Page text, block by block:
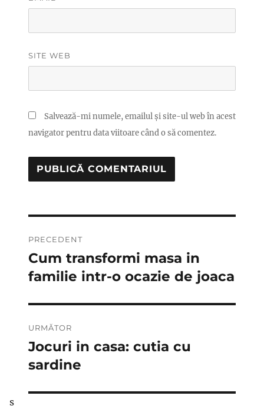
SITE WEB
Salvează-mi numele, emailul și site-ul web în acest
navigator pentru data viitoare când o să comentez.
în
articole
PRECEDENT
Articolul
anterior:
Cum transformi masa in
familie intr-o ocazie de joaca
URMĂTOR
Articolul
următor:
Jocuri in casa: cutia cu
sardine
s